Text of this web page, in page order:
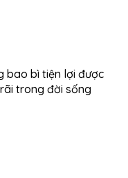
bao bì tiện lợi được
trong đời sống